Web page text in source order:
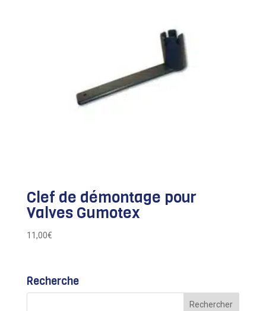
Clef de démontage pour
Valves Gumotex
11,00€
Recherche